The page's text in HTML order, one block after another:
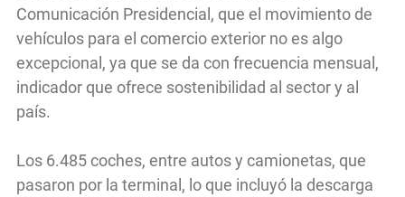
Comunicación Presidencial, que el movimiento de
vehículos para el comercio exterior no es algo
excepcional, ya que se da con frecuencia mensual,
indicador que ofrece sostenibilidad al sector y al
país.
Los 6.485 coches, entre autos y camionetas, que
pasaron por la terminal, lo que incluyó la descarga